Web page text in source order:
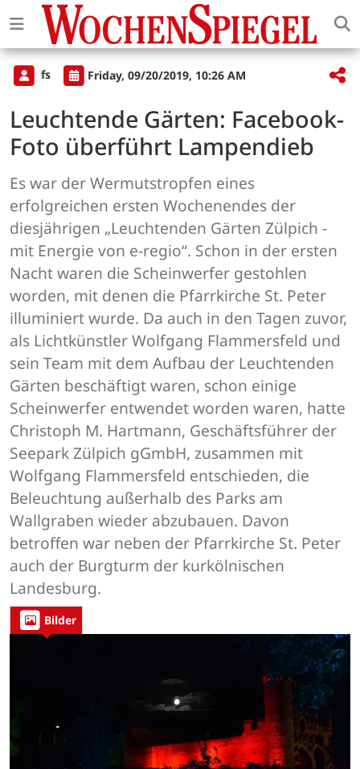
fs Friday, 09/20/2019, 10:26 AM
Leuchtende Gärten: Facebook-
Foto überführt Lampendieb
Es war der Wermutstropfen eines
erfolgreichen ersten Wochenendes der
diesjährigen „Leuchtenden Gärten Zülpich -
mit Energie von e-regio“. Schon in der ersten
Nacht waren die Scheinwerfer gestohlen
worden, mit denen die Pfarrkirche St. Peter
illuminiert wurde. Da auch in den Tagen zuvor,
als Lichtkünstler Wolfgang Flammersfeld und
sein Team mit dem Aufbau der Leuchtenden
Gärten beschäftigt waren, schon einige
Scheinwerfer entwendet worden waren, hatte
Christoph M. Hartmann, Geschäftsführer der
Seepark Zülpich gGmbH, zusammen mit
Wolfgang Flammersfeld entschieden, die
Beleuchtung außerhalb des Parks am
Wallgraben wieder abzubauen. Davon
betroffen war neben der Pfarrkirche St. Peter
auch der Burgturm der kurkölnischen
Landesburg.
Bilder